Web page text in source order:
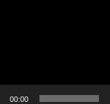
00:00